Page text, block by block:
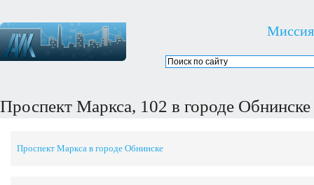
Миссия
Проспект Маркса, 102 в городе Обнинске
Проспект Маркса в городе Обнинске